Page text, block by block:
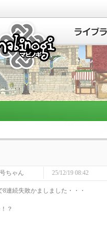
マビノ
ちゃん 25/12/19 08:42
8連続失敗かましました・・・
？